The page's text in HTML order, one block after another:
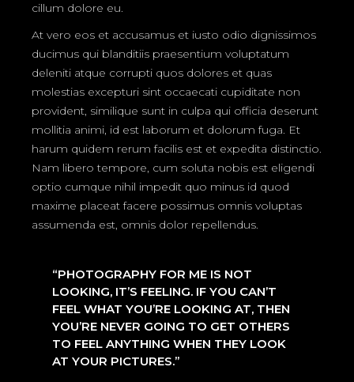
cillum dolore eu.
At vero eos et accusamus et iusto odio dignissimos
ducimus qui blanditiis praesentium voluptatum
deleniti atque corrupti quos dolores et quas
molestias excepturi sint occaecati cupiditate non
provident, similique sunt in culpa qui officia deserunt
mollitia animi, id est laborum et dolorum fuga. Et
harum quidem rerum facilis est et expedita distinctio.
Nam libero tempore, cum soluta nobis est eligendi
optio cumque nihil impedit quo minus id quod
maxime placeat facere possimus omnis voluptas
assumenda est, omnis dolor repellendus.
“PHOTOGRAPHY FOR ME IS NOT
LOOKING, IT’S FEELING. IF YOU CAN’T
FEEL WHAT YOU’RE LOOKING AT, THEN
YOU’RE NEVER GOING TO GET OTHERS
TO FEEL ANYTHING WHEN THEY LOOK
AT YOUR PICTURES.”